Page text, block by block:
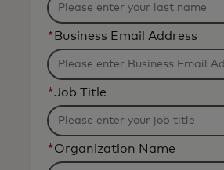
* Business Email Address
*Job Title
*Organization Name